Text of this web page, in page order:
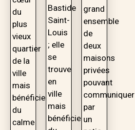
du
plus
vieux
quartier
de la
ville
mais
bénéficie
du
calme
Bastide
Saint-
Louis
; elle
se
trouve
en
ville
mais
bénéficie
grand
ensemble
de
deux
maisons
privées
pouvant
communiquer
par
un